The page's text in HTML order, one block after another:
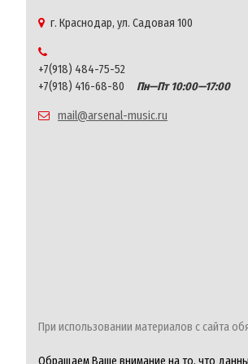
г. Краснодар, ул. Садовая 100
+7(918) 484-75-52
+7(918) 416-68-80
Пн—Пт 10:00—17:00
mail@arsenal-music.ru
При использовании материалов с сайта
Обращаем Ваше внимание на то, что